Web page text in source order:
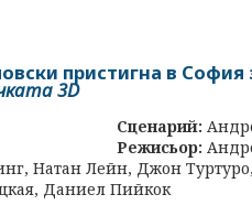
пристигна в София
3D
Сценарий:
Режисьор:
Натан Лейн, Джон
Даниел Пийкок